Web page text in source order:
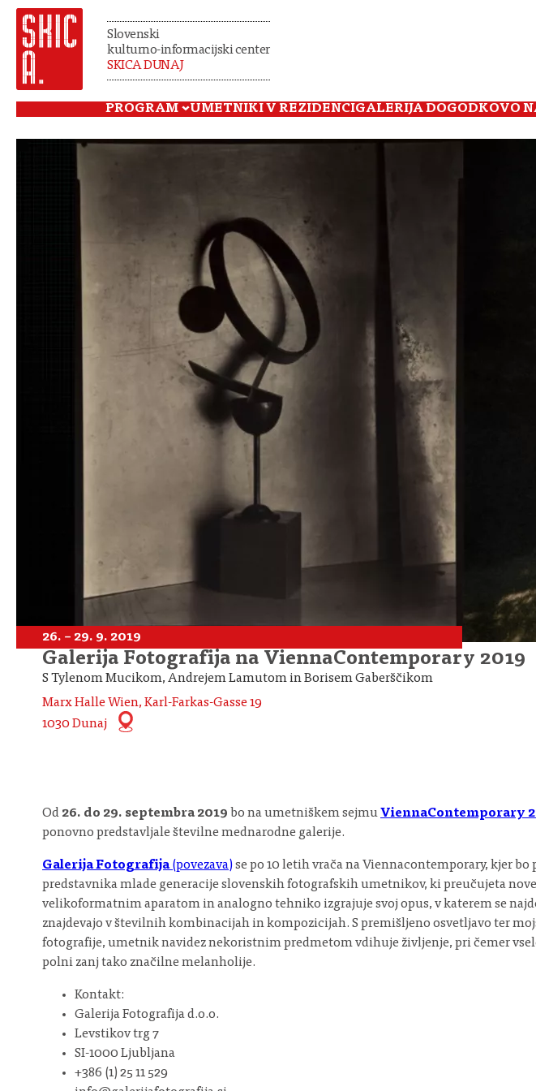
Slovenski
kulturno-informacijski center
SKICA DUNAJ
PROGRAM UMETNIKI V REZIDENCIGALERIJA DOGODKOVO
26. – 29. 9. 2019
Galerija Fotografija na ViennaContemporary 2019
S Tylenom Mucikom, Andrejem Lamutom in Borisem Gaberščikom
Marx Halle Wien, Karl-Farkas-Gasse 19
1030 Dunaj
Od 26. do 29. septembra 2019 bo na umetniškem sejmuViennaContemporary
ponovno predstavljale številne mednarodne galerije.
Galerija Fotografija(povezava)se po 10 letih vrača na Viennacontemporary, kjer
predstavnika mlade generacije slovenskih fotografskih umetnikov, ki preučujeta
velikoformatnim aparatom in analogno tehniko izgrajuje svoj opus, v katerem se
znajdevajo v številnih kombinacijah in kompozicijah. S premišljeno osvetljavo ter
fotografije, umetnik navidez nekoristnim predmetom vdihuje življenje, pri čemer
polni zanj tako značilne melanholije.
Kontakt:
Galerija Fotografija d.o.o.
Levstikov trg 7
SI-1000 Ljubljana
+386 (1) 25 11 529